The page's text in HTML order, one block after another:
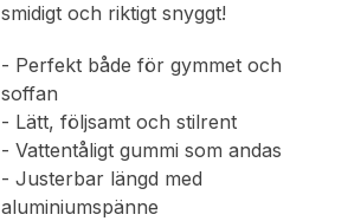
smidigt och riktigt snyggt!
- Perfekt både för gymmet och
soffan
- Lätt, följsamt och stilrent
- Vattentåligt gummi som andas
- Justerbar längd med
aluminiumspänne